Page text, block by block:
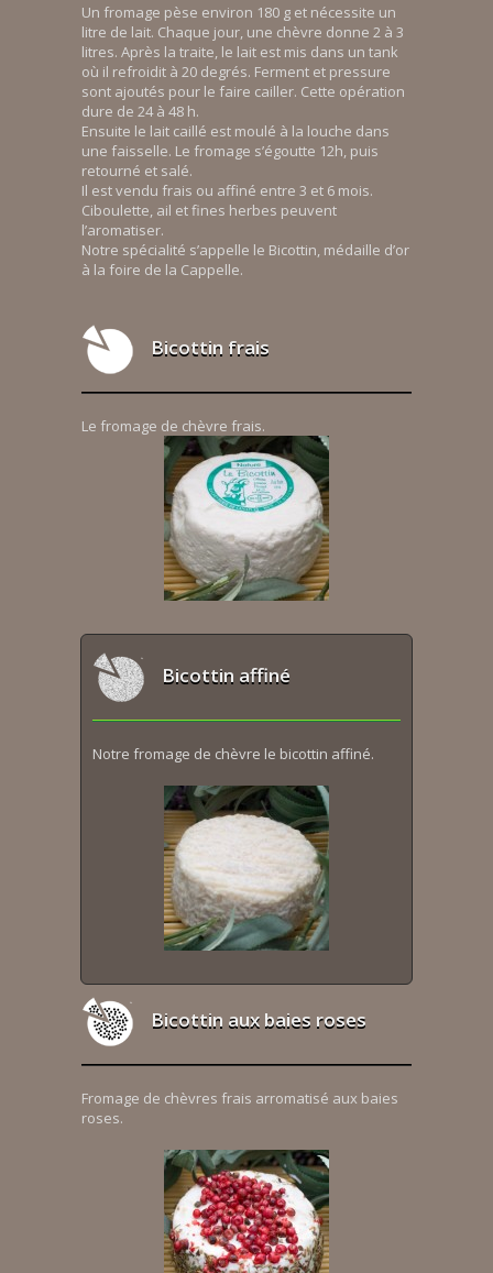
Un fromage pèse environ 180 g et nécessite un
litre de lait. Chaque jour, une chèvre donne 2 à 3
litres. Après la traite, le lait est mis dans un tank
où il refroidit à 20 degrés. Ferment et pressure
sont ajoutés pour le faire cailler. Cette opération
dure de 24 à 48 h.
Ensuite le lait caillé est moulé à la louche dans
une faisselle. Le fromage s’égoutte 12h, puis
retourné et salé.
Il est vendu frais ou affiné entre 3 et 6 mois.
Ciboulette, ail et fines herbes peuvent
l’aromatiser.
Notre spécialité s’appelle le Bicottin, médaille d’or
à la foire de la Cappelle.
Bicottin frais
Le fromage de chèvre frais.
Bicottin affiné
Notre fromage de chèvre le bicottin affiné.
Bicottin aux baies roses
Fromage de chèvres frais arromatisé aux baies
roses.